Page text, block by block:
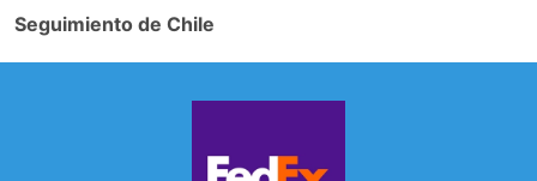
Seguimiento de Chile